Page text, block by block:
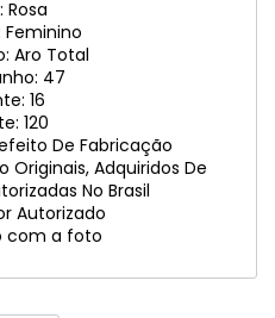
Rosa
Feminino
Aro Total
47
16
120
De Fabricação
Originais, Adquiridos De
No Brasil
Autorizado
com a foto